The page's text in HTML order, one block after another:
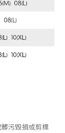
污毀損或剪標